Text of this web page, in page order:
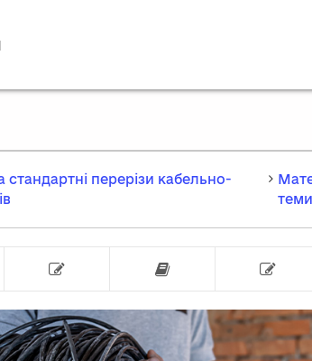
перерізи кабельно-
теми
кабелів
Тест Маркування